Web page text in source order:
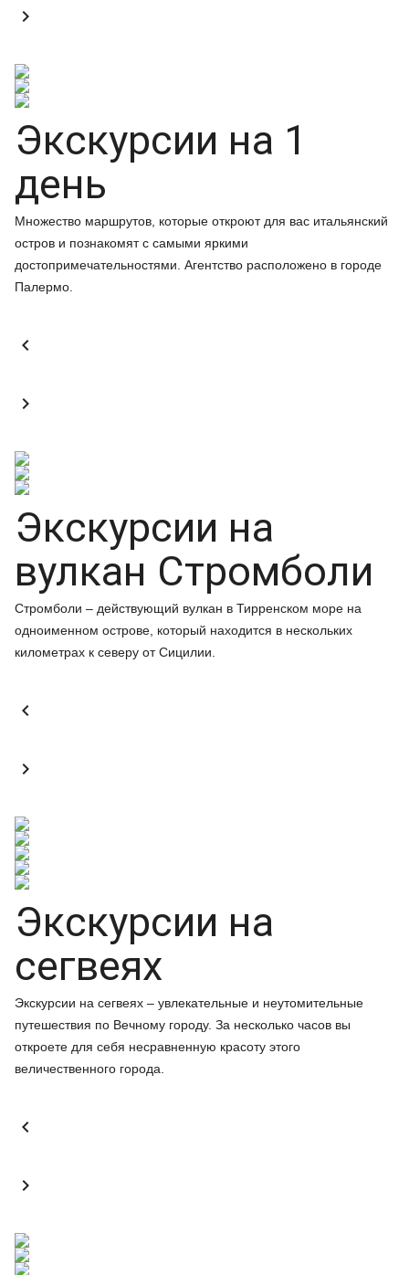

Экскурсии на 1
день
Множество маршрутов, которые откроют для вас итальянский
остров и познакомят с самыми яркими
достопримечательностями. Агентство расположено в городе
Палермо.


Экскурсии на
вулкан Стромболи
Стромболи – действующий вулкан в Тирренском море на
одноименном острове, который находится в нескольких
километрах к северу от Сицилии.


Экскурсии на
сегвеях
Экскурсии на сегвеях – увлекательные и неутомительные
путешествия по Вечному городу. За несколько часов вы
откроете для себя несравненную красоту этого
величественного города.

